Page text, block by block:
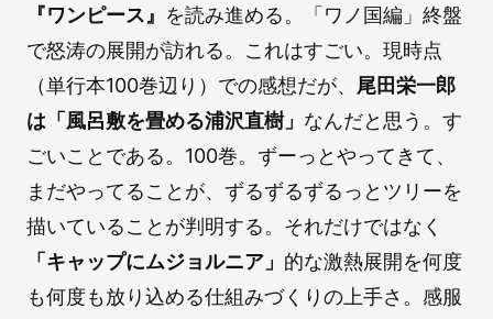
『ワンピース』 を読み進める。「ワノ国編」終盤
で怒涛の展開が訪れる。これはすごい。現時点
（単行本100巻辺り）での感想だが、 尾田栄一郎
は「風呂敷を畳める浦沢直樹」 なんだと思う。す
ごいことである。100巻。ずーっとやってきて、
まだやってることが、ずるずるずるっとツリーを
描いていることが判明する。それだけではなく
「キャップにムジョルニア」 的な激熱展開を何度
も何度も放り込める仕組みづくりの上手さ。感服